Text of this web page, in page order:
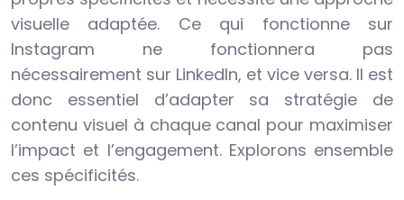
visuelle adaptée. Ce qui fonctionne sur
Instagram ne fonctionnera pas
nécessairement sur LinkedIn, et vice versa. Il est
donc essentiel d’adapter sa stratégie de
contenu visuel à chaque canal pour maximiser
l’impact et l’engagement. Explorons ensemble
ces spécificités.